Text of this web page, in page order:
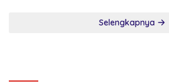
Selengkapnya